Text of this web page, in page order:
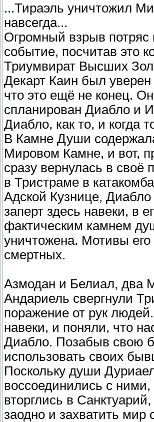
...Тираэль уничтожил
навсегда...
Огромный взрыв потряс
событие, посчитав это
Триумвират Высших
Декарт Каин был
что это ещё не конец.
спланирован Диабло и
Диабло, как то, и когда
В Камне Души
Мировом Камне, и вот,
сразу вернулась в
в Тристраме в
Адской Кузнице,
заперт здесь навеки, в
фактическим камнем
уничтожена. Мотивы
смертных.
Азмодан и Белиал, два
Андариель свергнули
поражение от рук
навеки, и поняли, что
Диабло. Позабыв свою
использовать своих
Поскольку души
воссоединились с ними,
вторглись в
заодно и захватить мир